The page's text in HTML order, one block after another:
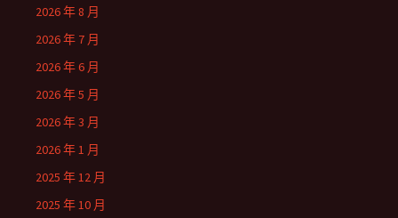
2026 年 8 月
2026 年 7 月
2026 年 6 月
2026 年 5 月
2026 年 3 月
2026 年 1 月
2025 年 12 月
2025 年 10 月